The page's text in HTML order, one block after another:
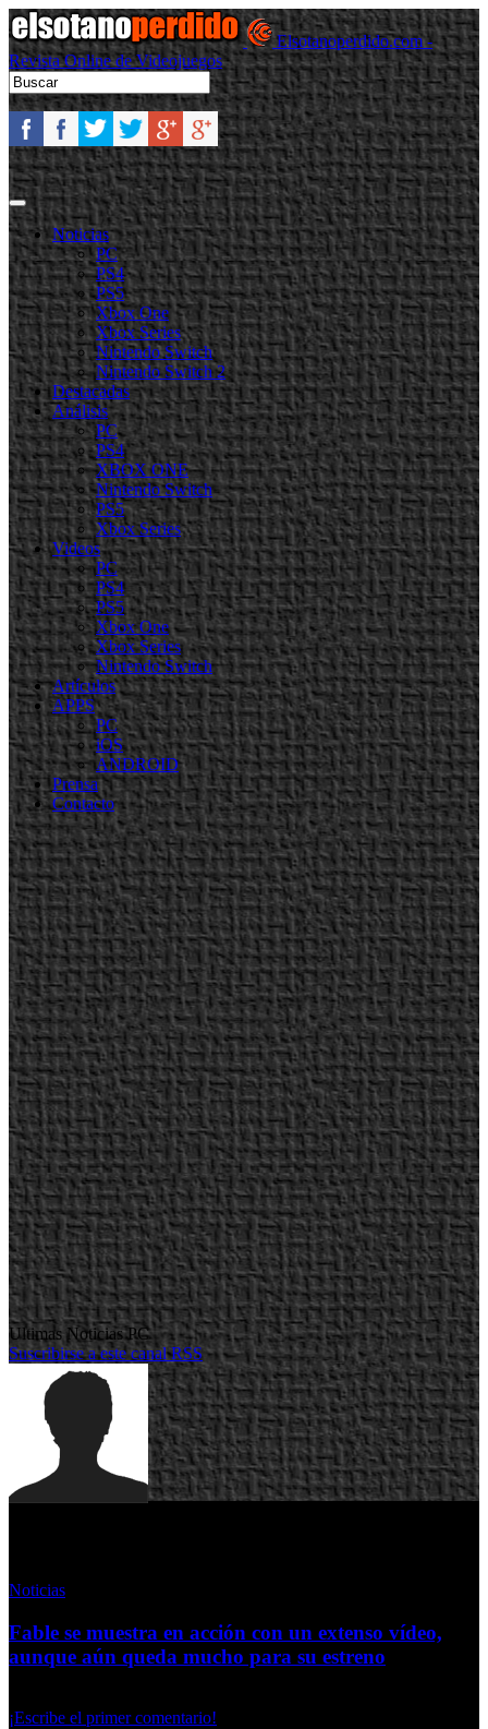
Elsotanoperdido.com -
Revista Online de Videojuegos
Noticias
PC
PS4
PS5
Xbox One
Xbox Series
Nintendo Switch
Nintendo Switch 2
Destacadas
Análisis
PC
PS4
XBOX ONE
Nintendo Switch
PS5
Xbox Series
Videos
PC
PS4
PS5
Xbox One
Xbox Series
Nintendo Switch
Artículos
APPS
PC
iOS
ANDROID
Prensa
Contacto
Ultimas Noticias PC
Suscribirse a este canal RSS
Noticias
Fable se muestra en acción con un extenso vídeo,
aunque aún queda mucho para su estreno
¡Escribe el primer comentario!